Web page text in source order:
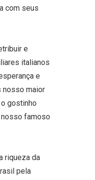
com seus
e
italianos
e
nosso maior
gostinho
famoso
riqueza da
pela